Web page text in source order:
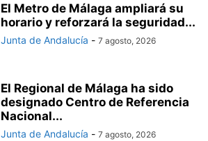
El Metro de Málaga ampliará su
horario y reforzará la seguridad...
Junta de Andalucía - 7 agosto, 2026
El Regional de Málaga ha sido
designado Centro de Referencia
Nacional...
Junta de Andalucía - 7 agosto, 2026